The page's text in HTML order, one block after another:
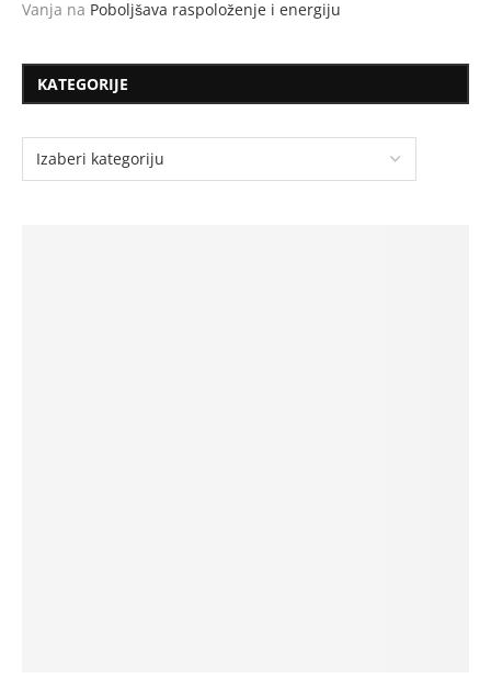
Vanja na Poboljšava raspoloženje i energiju
KATEGORIJE